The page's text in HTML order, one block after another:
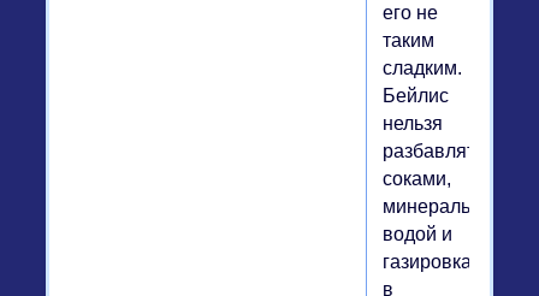
его не
таким
сладким.
Бейлис
нельзя
разбавлять
соками,
минеральной
водой и
газировками,
в